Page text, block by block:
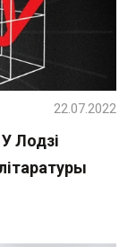
Лодзі
22.07.2022